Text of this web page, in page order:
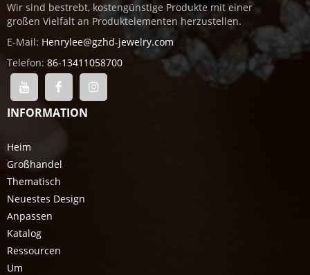
Wir sind bestrebt, kostengünstige Produkte mit einer
großen Vielfalt an Produktelementen herzustellen.
E-Mail: Henrylee@gzhd-jewelry.com
Telefon: 86-13411058700
INFORMATION
Heim
Großhandel
Thematisch
Neuestes Design
Anpassen
Katalog
Ressourcen
Um